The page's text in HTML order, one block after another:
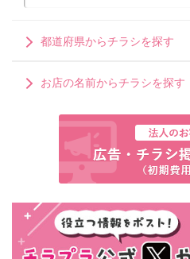
都道府県からチラシを探す
お店の名前からチラシを探す